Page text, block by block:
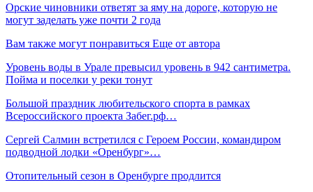
Орские чиновники ответят за яму на дороге, которую не
могут заделать уже почти 2 года
Вам также могут понравиться Еще от автора
Уровень воды в Урале превысил уровень в 942 сантиметра.
Пойма и поселки у реки тонут
Большой праздник любительского спорта в рамках
Всероссийского проекта Забег.рф…
Сергей Салмин встретился с Героем России, командиром
подводной лодки «Оренбург»…
Отопительный сезон в Оренбурге продлится